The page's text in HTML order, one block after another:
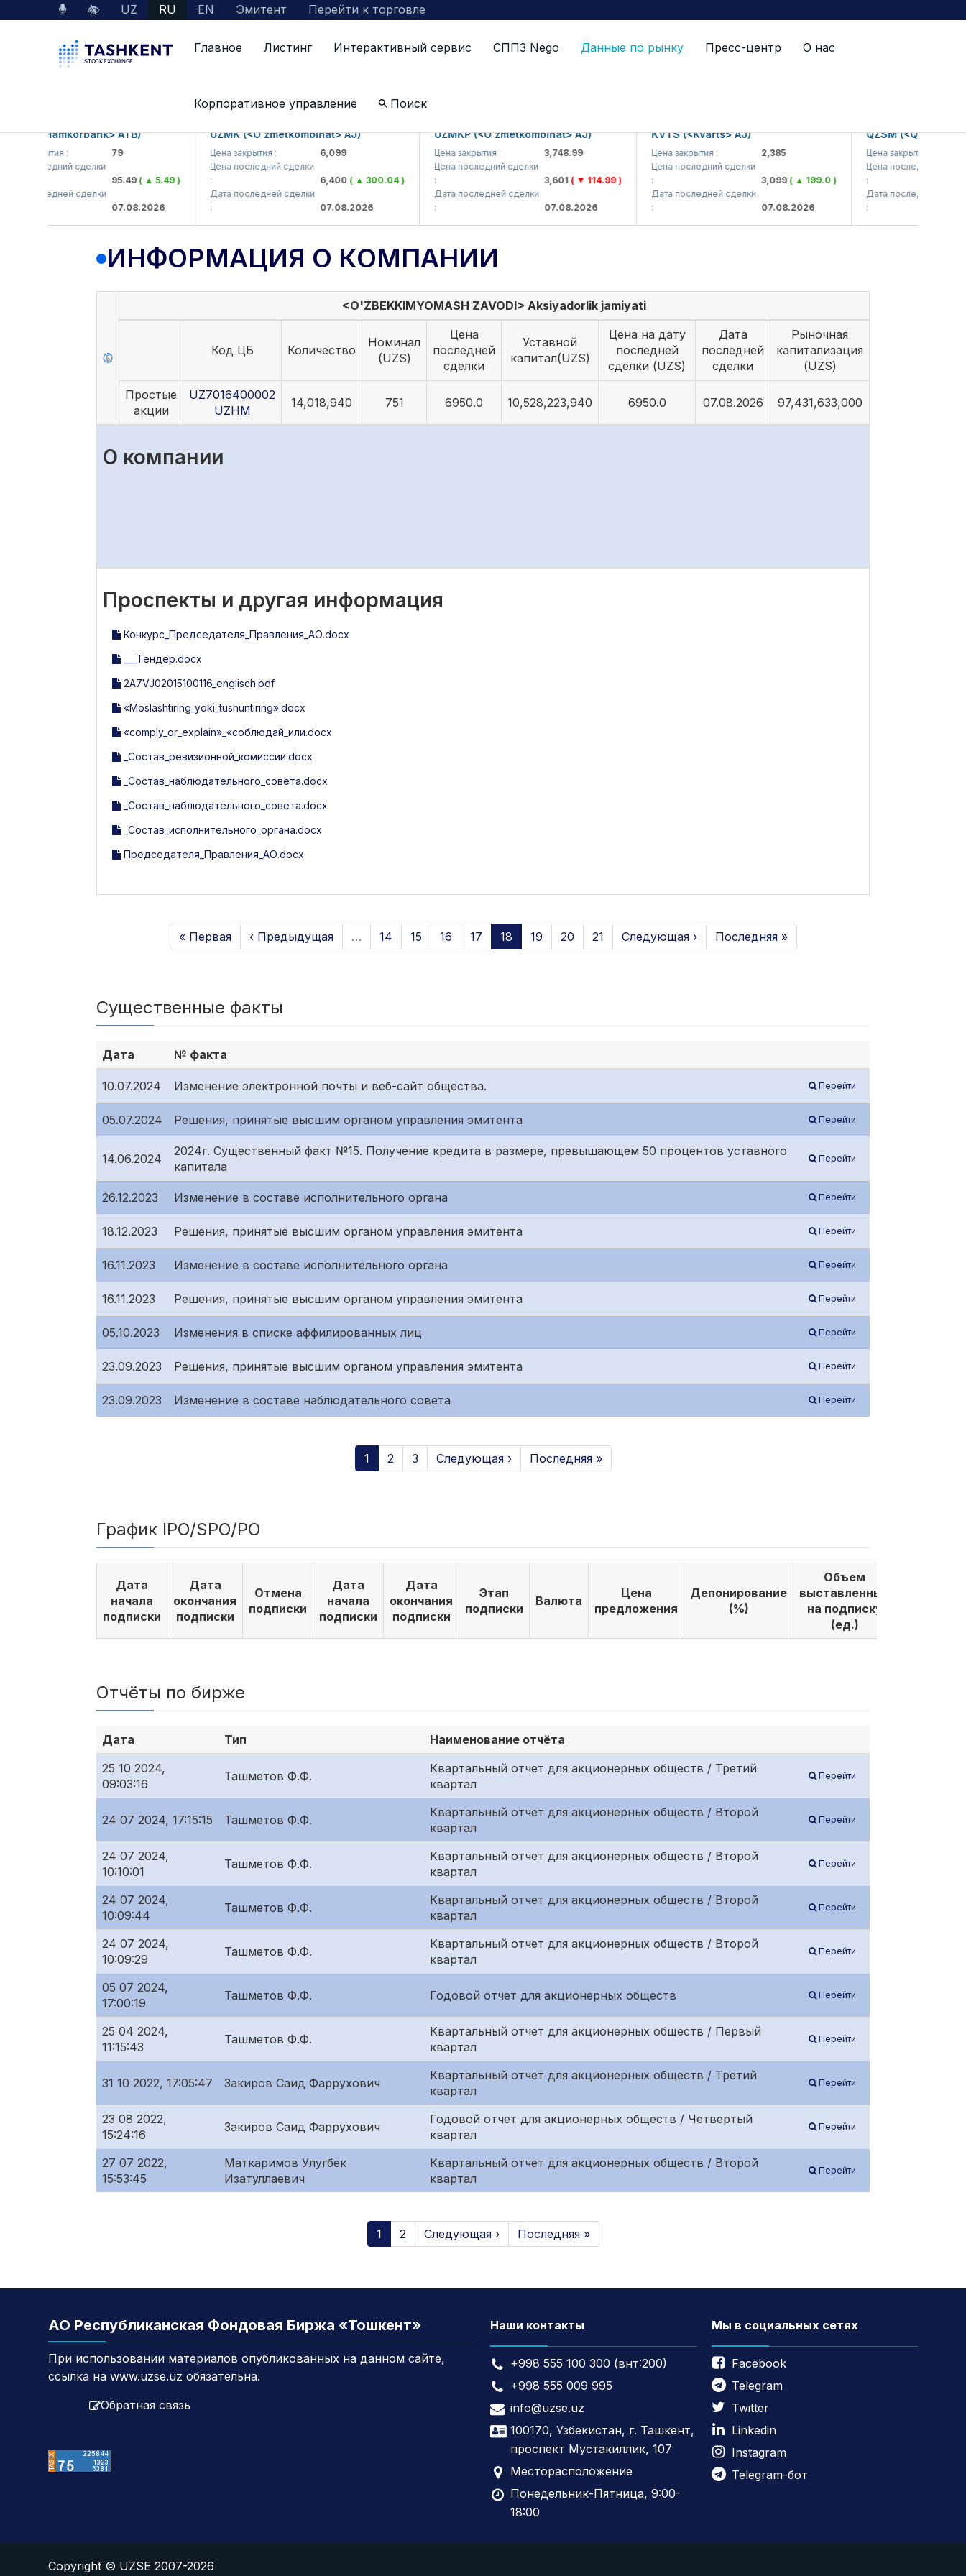
UZ RU EN Эмитент Перейти к торговле
Главное Листинг Интерактивный сервис СППЗ Nego Данные по рынку Пресс-центр О нас
Корпоративное управление Поиск
Информация о компании
(<Hamkorbank> ATB)
закрытия :
последний сделки
95.49( ▲ 5.49 )
последней сделки
07.08.2026
UZMK (<O'zmetkombinat> AJ)
Цена закрытия :
6,099
Цена последний сделки
6,400( ▲ 300.04 )
Дата последней сделки
07.08.2026
UZMKP (<O'zmetkombinat> AJ)
Цена закрытия :
3,748.99
Цена последний сделки
3,601( ▼ 114.99 )
Дата последней сделки
07.08.2026
KVTS (<Kvarts> AJ)
Цена закрытия :
2,385
Цена последний сделки
3,099( ▲ 199.0 )
Дата последней сделки
07.08.2026
QZSM
Цена закрытия :
Цена последний сделки
Дата последней сделки
ИНФОРМАЦИЯ О КОМПАНИИ
<O'ZBEKKIMYOMASH ZAVODI> Aksiyadorlik jamiyati
Код ЦБ Количество
Номинал
(UZS)
Цена
последней
сделки
Уставной
капитал(UZS)
Цена на дату
последней
сделки (UZS)
Дата
последней
сделки
Рыночная
капитализация
(UZS)
Простые
акции
UZ7016400002
UZHM
14,018,940 751 6950.0 10,528,223,940 6950.0 07.08.2026 97,431,633,000
О компании
Проспекты и другая информация
Конкурс_Председателя_Правления_АО.docx
___Тендер.docx
2A7VJ02015100116_englisch.pdf
«Moslashtiring_yoki_tushuntiring».docx
«comply_or_explain»_«соблюдай_или.docx
_Состав_ревизионной_комиссии.docx
_Состав_наблюдательного_совета.docx
_Состав_наблюдательного_совета.docx
_Состав_исполнительного_органа.docx
Председателя_Правления_АО.docx
« Первая ‹ Предыдущая … 14 15 16 17 18 19 20 21 Следующая › Последняя »
Существенные факты
Дата № факта
10.07.2024 Изменение электронной почты и веб-сайт общества. Перейти
05.07.2024 Решения, принятые высшим органом управления эмитента Перейти
14.06.2024
2024г. Существенный факт №15. Получение кредита в размере, превышающем 50 процентов уставного
капитала
Перейти
26.12.2023 Изменение в составе исполнительного органа Перейти
18.12.2023 Решения, принятые высшим органом управления эмитента Перейти
16.11.2023 Изменение в составе исполнительного органа Перейти
16.11.2023 Решения, принятые высшим органом управления эмитента Перейти
05.10.2023 Изменения в списке аффилированных лиц Перейти
23.09.2023 Решения, принятые высшим органом управления эмитента Перейти
23.09.2023 Изменение в составе наблюдательного совета Перейти
1 2 3 Следующая › Последняя »
График IPO/SPO/PO
Дата
начала
подписки
Дата
окончания
подписки
Отмена
подписки
Дата
начала
подписки
Дата
окончания
подписки
Этап
подписки
Валюта
Цена
предложения
Депонирование
(%)
Объем
выставленных
на подписку
(ед.)
Отчёты по бирже
Дата Тип
Наименование отчёта
25 10 2024,
09:03:16
Ташметов Ф.Ф.
Квартальный отчет для акционерных обществ / Третий
квартал
Перейти
24 07 2024, 17:15:15 Ташметов Ф.Ф.
Квартальный отчет для акционерных обществ / Второй
квартал
Перейти
24 07 2024,
10:10:01
Ташметов Ф.Ф.
Квартальный отчет для акционерных обществ / Второй
квартал
Перейти
24 07 2024,
10:09:44
Ташметов Ф.Ф.
Квартальный отчет для акционерных обществ / Второй
квартал
Перейти
24 07 2024,
10:09:29
Ташметов Ф.Ф.
Квартальный отчет для акционерных обществ / Второй
квартал
Перейти
05 07 2024,
17:00:19
Ташметов Ф.Ф. Годовой отчет для акционерных обществ Перейти
25 04 2024,
11:15:43
Ташметов Ф.Ф.
Квартальный отчет для акционерных обществ / Первый
квартал
Перейти
31 10 2022, 17:05:47 Закиров Саид Фаррухович
Квартальный отчет для акционерных обществ / Третий
квартал
Перейти
23 08 2022,
15:24:16
Закиров Саид Фаррухович
Годовой отчет для акционерных обществ / Четвертый
квартал
Перейти
27 07 2022,
15:53:45
Маткаримов Улугбек
Изатуллаевич
Квартальный отчет для акционерных обществ / Второй
квартал
Перейти
1 2 Следующая › Последняя »
АО Республиканская Фондовая Биржа «Тошкент»
При использовании материалов опубликованных на данном сайте,
ссылка на www.uzse.uz обязательна.
Обратная связь
Наши контакты
+998 555 100 300 (внт:200)
+998 555 009 995
info@uzse.uz
100170, Узбекистан, г. Ташкент,
проспект Мустакиллик, 107
Месторасположение
Понедельник-Пятница, 9:00-
18:00
Мы в социальных сетях
Facebook
Telegram
Twitter
Linkedin
Instagram
Telegram-бот
Copyright © UZSE 2007-2026